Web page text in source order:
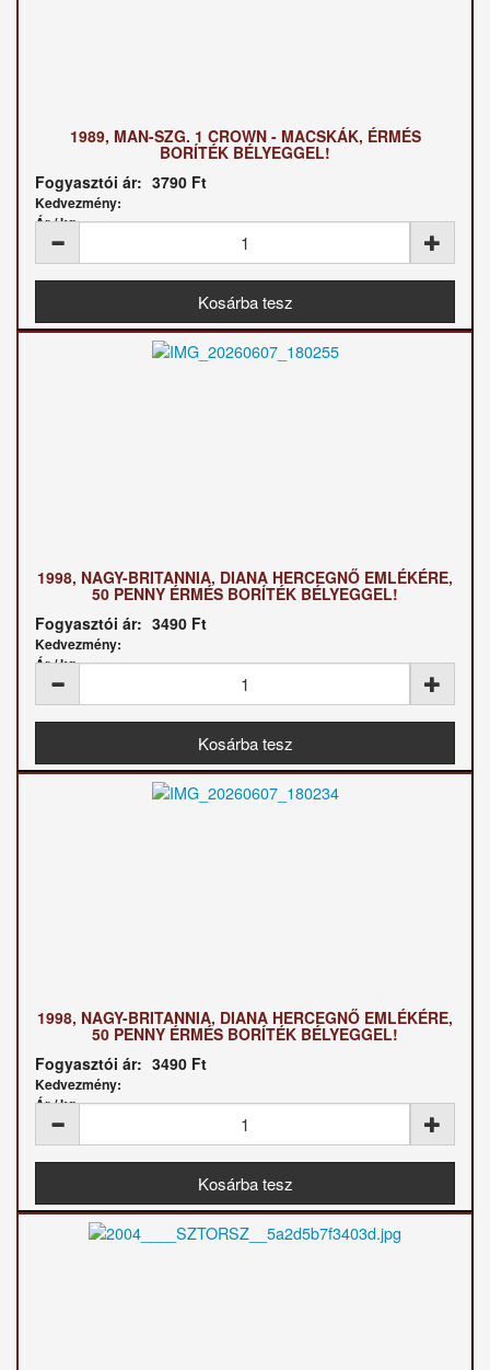
1989, MAN-SZG. 1 CROWN - MACSKÁK, ÉRMÉS
BORÍTÉK BÉLYEGGEL!
Fogyasztói ár: 3790 Ft
Kedvezmény:
Ár / kg:
1998, NAGY-BRITANNIA, DIANA HERCEGNŐ EMLÉKÉRE,
50 PENNY ÉRMÉS BORÍTÉK BÉLYEGGEL!
Fogyasztói ár: 3490 Ft
Kedvezmény:
Ár / kg:
1998, NAGY-BRITANNIA, DIANA HERCEGNŐ EMLÉKÉRE,
50 PENNY ÉRMÉS BORÍTÉK BÉLYEGGEL!
Fogyasztói ár: 3490 Ft
Kedvezmény:
Ár / kg: